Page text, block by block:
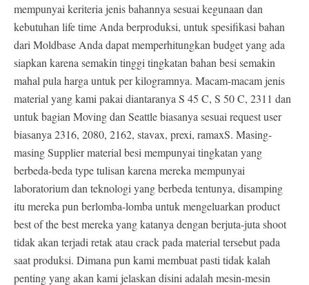
mempunyai keriteria jenis bahannya sesuai kegunaan dan
kebutuhan life time Anda berproduksi, untuk spesifikasi bahan
dari Moldbase Anda dapat memperhitungkan budget yang ada
siapkan karena semakin tinggi tingkatan bahan besi semakin
mahal pula harga untuk per kilogramnya. Macam-macam jenis
material yang kami pakai diantaranya S 45 C, S 50 C, 2311 dan
untuk bagian Moving dan Seattle biasanya sesuai request user
biasanya 2316, 2080, 2162, stavax, prexi, ramaxS. Masing-
masing Supplier material besi mempunyai tingkatan yang
berbeda-beda type tulisan karena mereka mempunyai
laboratorium dan teknologi yang berbeda tentunya, disamping
itu mereka pun berlomba-lomba untuk mengeluarkan product
best of the best mereka yang katanya dengan berjuta-juta shoot
tidak akan terjadi retak atau crack pada material tersebut pada
saat produksi. Dimana pun kami membuat pasti tidak kalah
penting yang akan kami jelaskan disini adalah mesin-mesin